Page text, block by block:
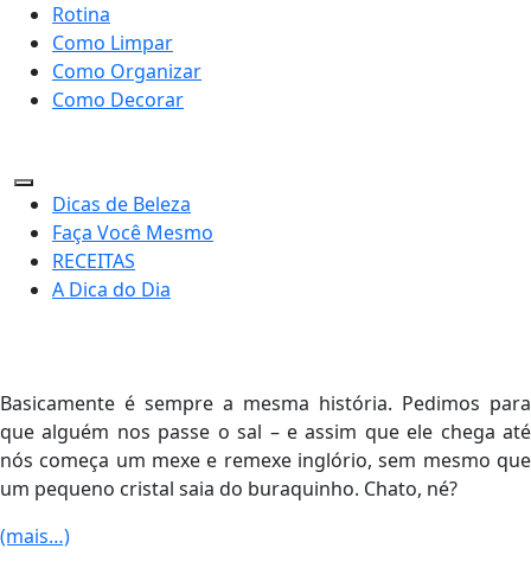
Rotina
Como Limpar
Como Organizar
Como Decorar
Dicas de Beleza
Faça Você Mesmo
RECEITAS
A Dica do Dia
Basicamente é sempre a mesma história. Pedimos para
que alguém nos passe o sal – e assim que ele chega até
nós começa um mexe e remexe inglório, sem mesmo que
um pequeno cristal saia do buraquinho. Chato, né?
(mais…)